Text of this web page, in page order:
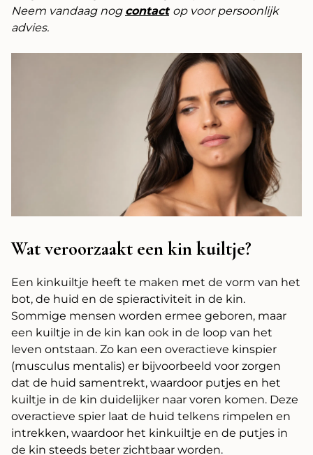
Neem vandaag nog contact op voor persoonlijk
advies.
Wat veroorzaakt een kin kuiltje?
Een kinkuiltje heeft te maken met de vorm van het
bot, de huid en de spieractiviteit in de kin.
Sommige mensen worden ermee geboren, maar
een kuiltje in de kin kan ook in de loop van het
leven ontstaan. Zo kan een overactieve kinspier
(musculus mentalis) er bijvoorbeeld voor zorgen
dat de huid samentrekt, waardoor putjes en het
kuiltje in de kin duidelijker naar voren komen. Deze
overactieve spier laat de huid telkens rimpelen en
intrekken, waardoor het kinkuiltje en de putjes in
de kin steeds beter zichtbaar worden.